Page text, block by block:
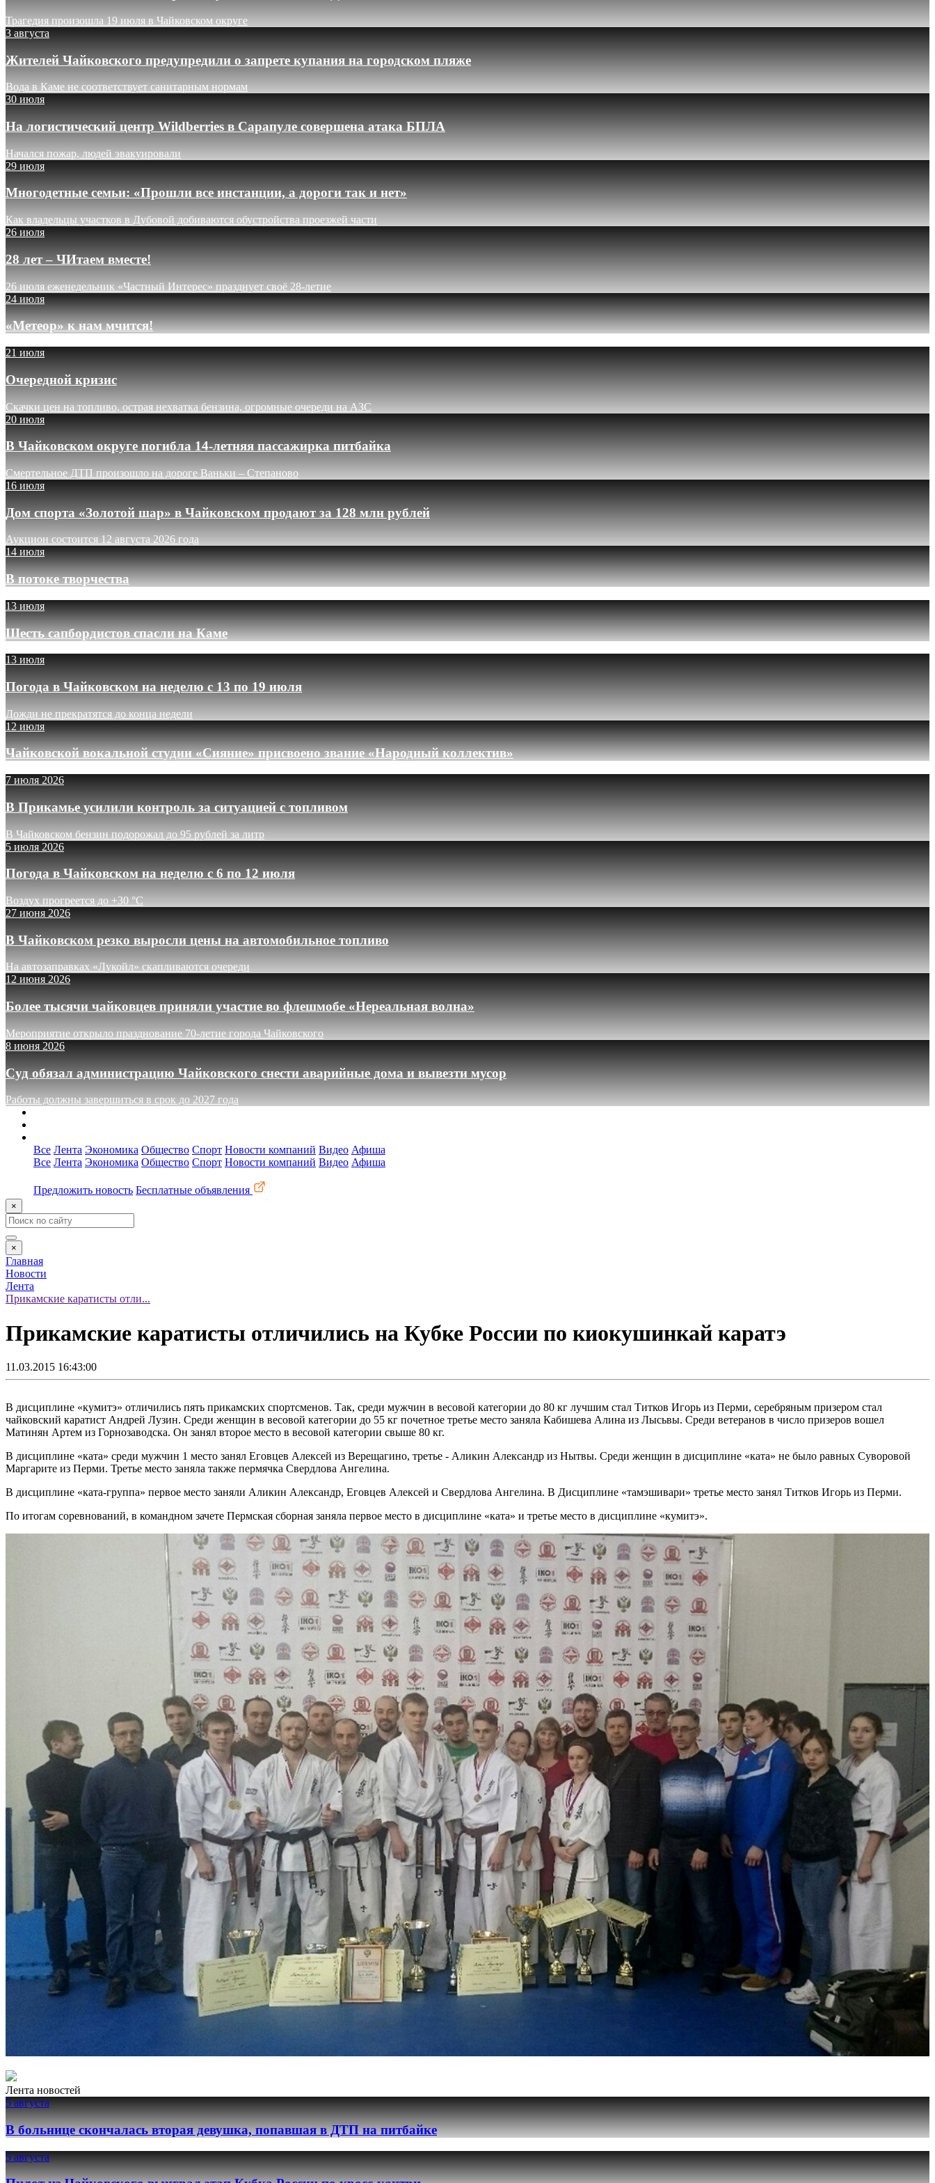
Трагедия произошла 19 июля в Чайковском округе
3 августа
Жителей Чайковского предупредили о запрете купания на городском пляже
Вода в Каме не соответствует санитарным нормам
30 июля
На логистический центр Wildberries в Сарапуле совершена атака БПЛА
Начался пожар, людей эвакуировали
29 июля
Многодетные семьи: «Прошли все инстанции, а дороги так и нет»
Как владельцы участков в Дубовой добиваются обустройства проезжей части
26 июля
28 лет – ЧИтаем вместе!
26 июля еженедельник «Частный Интерес» празднует своё 28-летие
24 июля
«Метеор» к нам мчится!
21 июля
Очередной кризис
Скачки цен на топливо, острая нехватка бензина, огромные очереди на АЗС
20 июля
В Чайковском округе погибла 14-летняя пассажирка питбайка
Смертельное ДТП произошло на дороге Ваньки – Степаново
16 июля
Дом спорта «Золотой шар» в Чайковском продают за 128 млн рублей
Аукцион состоится 12 августа 2026 года
14 июля
В потоке творчества
13 июля
Шесть сапбордистов спасли на Каме
13 июля
Погода в Чайковском на неделю с 13 по 19 июля
Дожди не прекратятся до конца недели
12 июля
Чайковской вокальной студии «Сияние» присвоено звание «Народный коллектив»
7 июля 2026
В Прикамье усилили контроль за ситуацией с топливом
В Чайковском бензин подорожал до 95 рублей за литр
5 июля 2026
Погода в Чайковском на неделю с 6 по 12 июля
Воздух прогреется до +30 °C
27 июня 2026
В Чайковском резко выросли цены на автомобильное топливо
На автозаправках «Лукойл» скапливаются очереди
12 июня 2026
Более тысячи чайковцев приняли участие во флешмобе «Нереальная волна»
Мероприятие открыло празднование 70-летие города Чайковского
8 июня 2026
Суд обязал администрацию Чайковского снести аварийные дома и вывезти мусор
Работы должны завершиться в срок до 2027 года
Все Лента Экономика Общество Спорт Новости компаний Видео Афиша
Все Лента Экономика Общество Спорт Новости компаний Видео Афиша
Предложить новость Бесплатные объявления
×
×
Главная
Новости
Лента
Прикамские каратисты отли...
Прикамские каратисты отличились на Кубке России по киокушинкай каратэ
11.03.2015 16:43:00
В дисциплине «кумитэ» отличились пять прикамских спортсменов. Так, среди мужчин в весовой категории до 80 кг лучшим стал Титков Игорь из Перми, серебряным призером стал
чайковский каратист Андрей Лузин. Среди женщин в весовой категории до 55 кг почетное третье место заняла Кабишева Алина из Лысьвы. Среди ветеранов в число призеров вошел
Матинян Артем из Горнозаводска. Он занял второе место в весовой категории свыше 80 кг.
В дисциплине «ката» среди мужчин 1 место занял Еговцев Алексей из Верещагино, третье - Аликин Александр из Нытвы. Среди женщин в дисциплине «ката» не было равных Суворовой
Маргарите из Перми. Третье место заняла также пермячка Свердлова Ангелина.
В дисциплине «ката-группа» первое место заняли Аликин Александр, Еговцев Алексей и Свердлова Ангелина. В Дисциплине «тамэшивари» третье место занял Титков Игорь из Перми.
По итогам соревнований, в командном зачете Пермская сборная заняла первое место в дисциплине «ката» и третье место в дисциплине «кумитэ».
Лента новостей
5 августа
В больнице скончалась вторая девушка, попавшая в ДТП на питбайке
5 августа